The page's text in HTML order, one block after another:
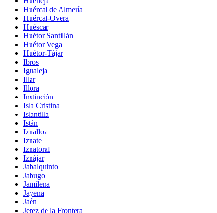
Huércal de Almería
Huércal-Overa
Huéscar
Huétor Santillán
Huétor Vega
Huétor-Tájar
Ibros
Igualeja
Illar
Illora
Instinción
Isla Cristina
Islantilla
Istán
Iznalloz
Iznate
Iznatoraf
Iznájar
Jabalquinto
Jabugo
Jamilena
Jayena
Jaén
Jerez de la Frontera